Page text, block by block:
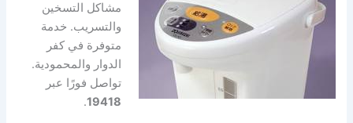
مشاكل التسخين
والتسريب. خدمة
متوفرة في كفر
الدوار والمحمودية.
تواصل فورًا عبر
19418
.